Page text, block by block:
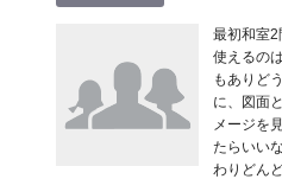
最初和室2
使えるの
もありど
に、図面
メージを
たらいい
わりどん